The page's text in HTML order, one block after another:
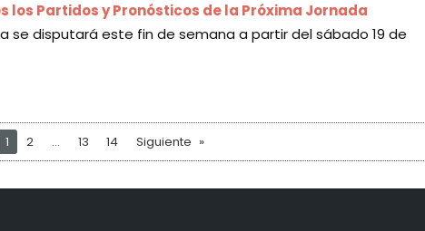
los Partidos y Pronósticos de la Próxima Jornada
se disputará este fin de semana a partir del sábado 19 de
1 2 13 14 Siguiente